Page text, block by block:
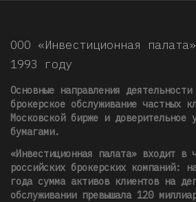
ООО «Инвестиционная
1993 году
Основные направления
брокерское обслуживание частных
Московской бирже и доверительное
бумагами.
«Инвестиционная палата» входит в
российских брокерских компаний:
года сумма активов клиентов на
обслуживании превышала 120